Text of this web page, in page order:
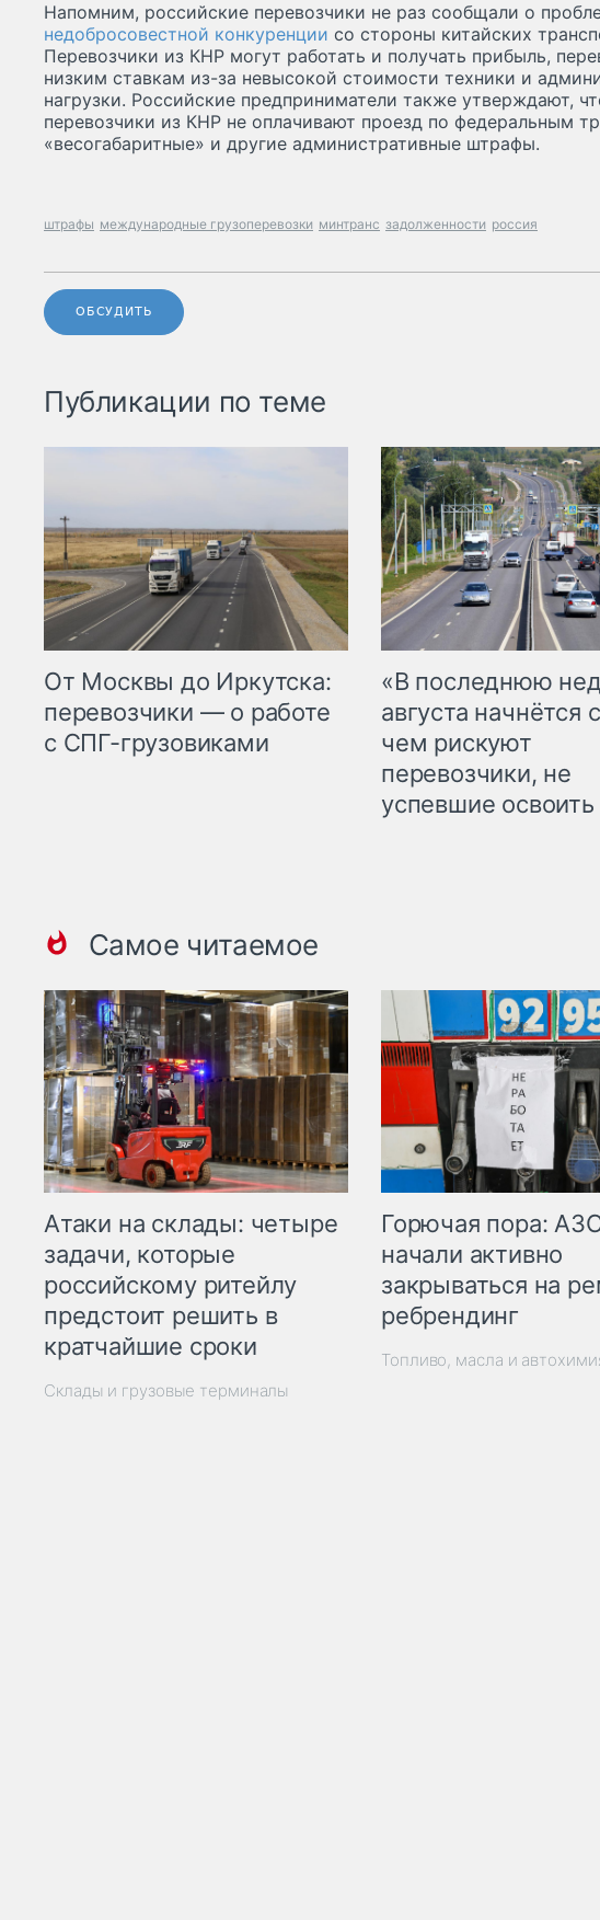
Напомним, российские перевозчики не раз сообщали о
недобросовестной конкуренции со стороны китайских
Перевозчики из КНР могут работать и получать прибыль,
низким ставкам из-за невысокой стоимости техники и
нагрузки. Российские предприниматели также утверждают,
перевозчики из КНР не оплачивают проезд по федеральным
«весогабаритные» и другие административные штрафы.
штрафы международные грузоперевозки минтранс задолженности россия
ОБСУДИТЬ
Публикации по теме
От Москвы до Иркутска:
перевозчики — о работе
с СПГ-грузовиками
«В последнюю
августа начнётся
чем рискуют
перевозчики, не
успевшие
Самое читаемое
Атаки на склады: четыре
задачи, которые
российскому ритейлу
предстоит решить в
кратчайшие сроки
Склады и грузовые терминалы
Горючая пора:
начали активно
закрываться на
ребрендинг
Топливо, масла и